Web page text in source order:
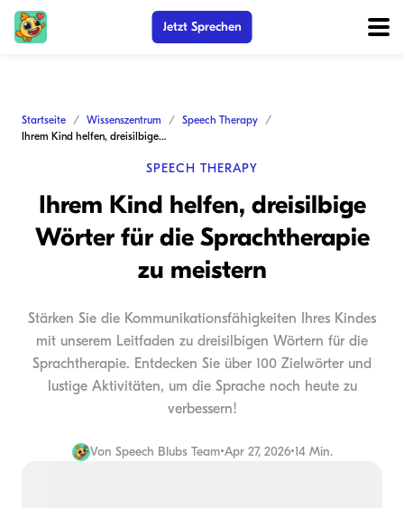
Jetzt Sprechen
Startseite Wissenszentrum
Speech Therapy
Ihrem Kind helfen, dreisilbige Wörter für die Sprachtherapie zu meistern
SPEECH THERAPY
Ihrem Kind helfen, dreisilbige
Wörter für die Sprachtherapie
zu meistern
Stärken Sie die Kommunikationsfähigkeiten Ihres Kindes
mit unserem Leitfaden zu dreisilbigen Wörtern für die
Sprachtherapie. Entdecken Sie über 100 Zielwörter und
lustige Aktivitäten, um die Sprache noch heute zu
verbessern!
Von Speech Blubs Team•Apr 27, 2026•14 Min.